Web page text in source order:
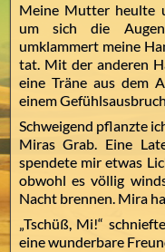
Meine Mutter heulte
um sich die
umklammert meine
tat. Mit der anderen
eine Träne aus dem
einem
Schweigend pflanzte
Miras Grab. Eine
spendete mir etwas
obwohl es völlig
Nacht brennen. Mira
„Tschüß, Mi!“
eine wunderbare